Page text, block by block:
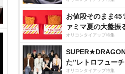
お値段そのまま45
ァミマ夏の大盤振
オリコンタイアップ特集
た”レトロフュー
オリコンタイアップ特集